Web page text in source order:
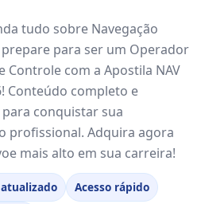
tudo sobre Navegação
prepare para ser um Operador
Controle com a Apostila NAV
Conteúdo completo e
conquistar sua
profissional. Adquira agora
mais alto em sua carreira!
Acesso rápido